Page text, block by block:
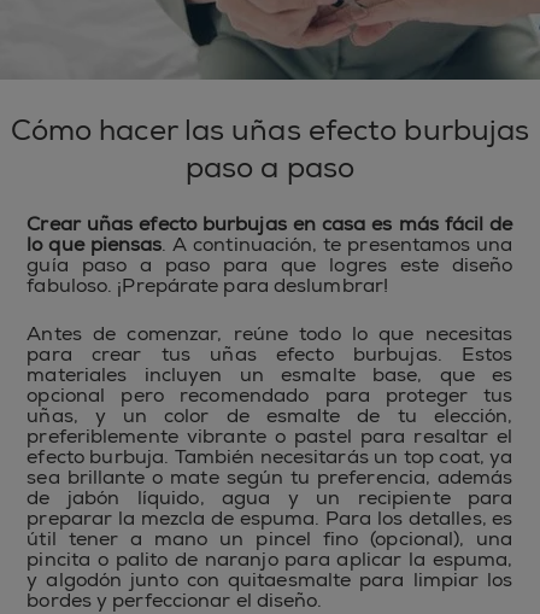
Cómo hacer las uñas efecto burbujas
paso a paso
Crear uñas efecto burbujas en casa es más fácil de
lo que piensas. A continuación, te presentamos una
guía paso a paso para que logres este diseño
fabuloso. ¡Prepárate para deslumbrar!
Antes de comenzar, reúne todo lo que necesitas
para crear tus uñas efecto burbujas. Estos
materiales incluyen un esmalte base, que es
opcional pero recomendado para proteger tus
uñas, y un color de esmalte de tu elección,
preferiblemente vibrante o pastel para resaltar el
efecto burbuja. También necesitarás un top coat, ya
sea brillante o mate según tu preferencia, además
de jabón líquido, agua y un recipiente para
preparar la mezcla de espuma. Para los detalles, es
útil tener a mano un pincel fino (opcional), una
pincita o palito de naranjo para aplicar la espuma,
y algodón junto con quitaesmalte para limpiar los
bordes y perfeccionar el diseño.